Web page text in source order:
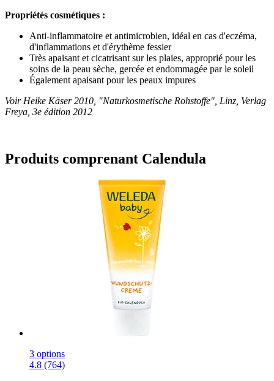
Propriétés cosmétiques :
Anti-inflammatoire et antimicrobien, idéal en cas d'eczéma,
d'inflammations et d'érythème fessier
Très apaisant et cicatrisant sur les plaies, approprié pour les
soins de la peau sèche, gercée et endommagée par le soleil
Également apaisant pour les peaux impures
Voir Heike Käser 2010, "Naturkosmetische Rohstoffe", Linz, Verlag
Freya, 3e édition 2012
Produits comprenant Calendula
3 options
4.8 (764)